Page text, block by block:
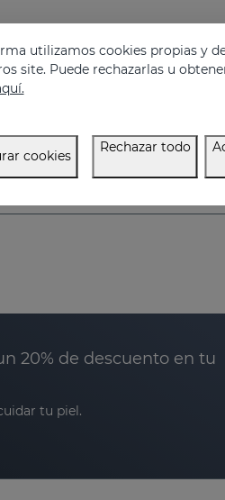
20% de descuento en tu
tu piel.
utilizamos cookies propias y
site. Puede rechazarlas u
cookies
Rechazar todo